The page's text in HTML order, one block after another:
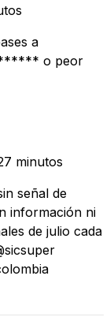
a
****** o peor
minutos
señal de
información ni
de julio cada